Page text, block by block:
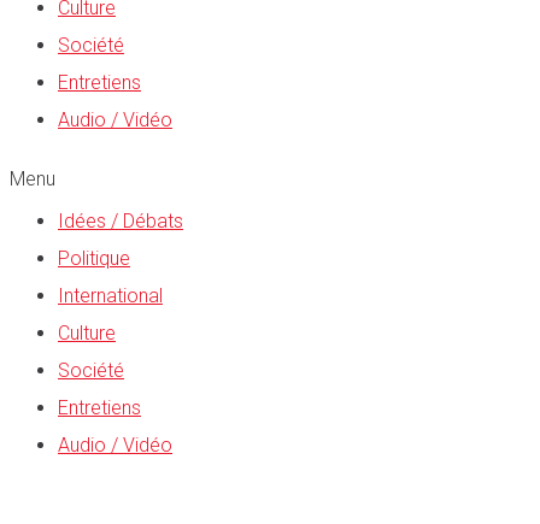
Culture
Société
Entretiens
Audio / Vidéo
Menu
Idées / Débats
Politique
International
Culture
Société
Entretiens
Audio / Vidéo